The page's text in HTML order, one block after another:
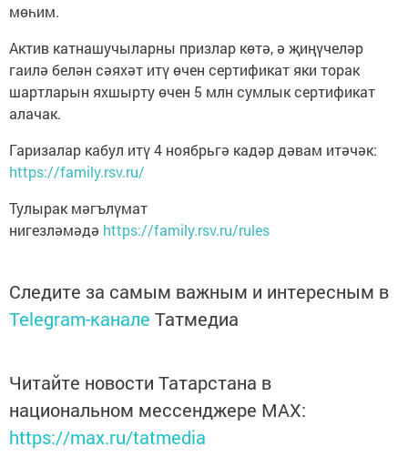
мөһим.
Актив катнашучыларны призлар көтә, ә җиңүчеләр
гаилә белән сәяхәт итү өчен сертификат яки торак
шартларын яхшырту өчен 5 млн сумлык сертификат
алачак.
Гаризалар кабул итү 4 ноябрьгә кадәр дәвам итәчәк:
https://family.rsv.ru/
Тулырак мәгълүмат
нигезләмәдә https://family.rsv.ru/rules
Следите за самым важным и интересным в
Telegram-канале Татмедиа
Читайте новости Татарстана в
национальном мессенджере MАХ:
https://max.ru/tatmedia